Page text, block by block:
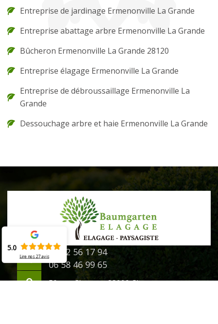
Entreprise de jardinage Ermenonville La Grande
Entreprise abattage arbre Ermenonville La Grande
Bûcheron Ermenonville La Grande 28120
Entreprise élagage Ermenonville La Grande
Entreprise de débroussaillage Ermenonville La
Grande
Dessouchage arbre et haie Ermenonville La Grande
02 52 56 17 94
06 58 46 99 65
50 rue Chanzy - 28000 Chartres
5.0
Lire nos 27avis